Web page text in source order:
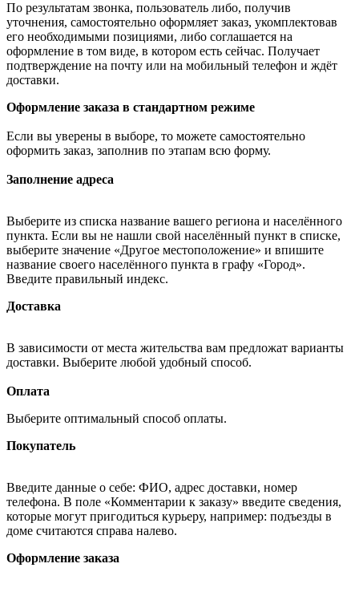
По результатам звонка, пользователь либо, получив
уточнения, самостоятельно оформляет заказ, укомплектовав
его необходимыми позициями, либо соглашается на
оформление в том виде, в котором есть сейчас. Получает
подтверждение на почту или на мобильный телефон и ждёт
доставки.
Оформление заказа в стандартном режиме
Если вы уверены в выборе, то можете самостоятельно
оформить заказ, заполнив по этапам всю форму.
Заполнение адреса
Выберите из списка название вашего региона и населённого
пункта. Если вы не нашли свой населённый пункт в списке,
выберите значение «Другое местоположение» и впишите
название своего населённого пункта в графу «Город».
Введите правильный индекс.
Доставка
В зависимости от места жительства вам предложат варианты
доставки. Выберите любой удобный способ.
Оплата
Выберите оптимальный способ оплаты.
Покупатель
Введите данные о себе: ФИО, адрес доставки, номер
телефона. В поле «Комментарии к заказу» введите сведения,
которые могут пригодиться курьеру, например: подъезды в
доме считаются справа налево.
Оформление заказа